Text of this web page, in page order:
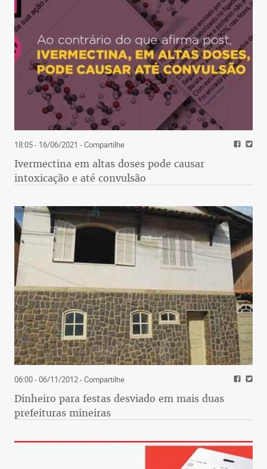
18:05 - 16/06/2021 - Compartilhe
Ivermectina em altas doses pode causar
intoxicação e até convulsão
06:00 - 06/11/2012- Compartilhe
Dinheiro para festas desviado em mais duas
prefeituras mineiras